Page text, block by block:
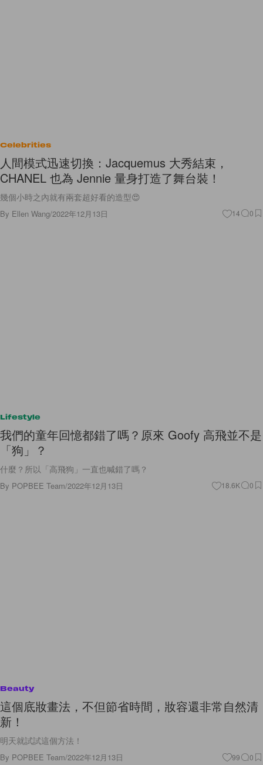
Celebrities
人間模式迅速切換：Jacquemus 大秀結束，
CHANEL 也為 Jennie 量身打造了舞台裝！
幾個小時之內就有兩套超好看的造型😍
By Ellen Wang/2022年12月13日 14 0
Lifestyle
我們的童年回憶都錯了嗎？原來 Goofy 高飛並不是
「狗」？
什麼？所以「高飛狗」一直也喊錯了嗎？
By POPBEE Team/2022年12月13日 18.6K 0
Beauty
這個底妝畫法，不但節省時間，妝容還非常自然清
新！
明天就試試這個方法！
By POPBEE Team/2022年12月13日 99 0